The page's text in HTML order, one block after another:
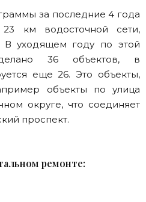
за последние 4 года
км водосточной сети,
В уходящем году по этой
36 объектов, в
еще 26. Это объекты,
объекты по улица
округе, что соединяет
проспект.
ремонте: